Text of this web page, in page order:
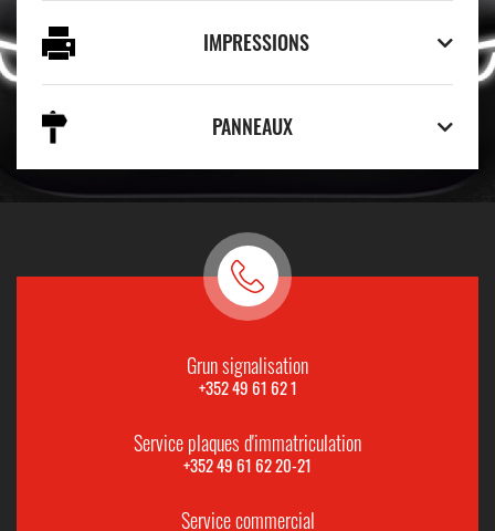
IMPRESSIONS
PANNEAUX
Grun signalisation
+352 49 61 62 1
Service plaques d'immatriculation
+352 49 61 62 20-21
Service commercial